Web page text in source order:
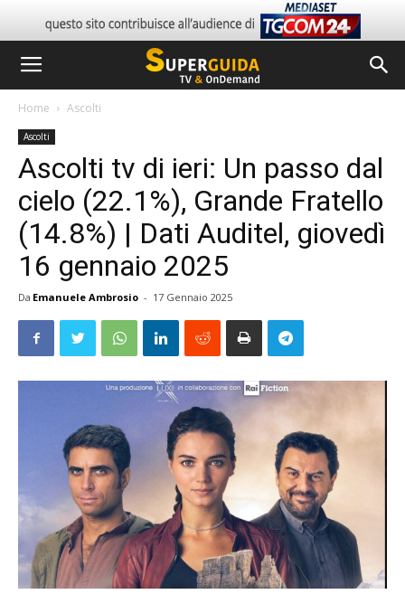
Home Ascolti
Ascolti
Ascolti tv di ieri: Un passo dal
cielo (22.1%), Grande Fratello
(14.8%) | Dati Auditel, giovedì
16 gennaio 2025
Da Emanuele Ambrosio - 17 Gennaio 2025